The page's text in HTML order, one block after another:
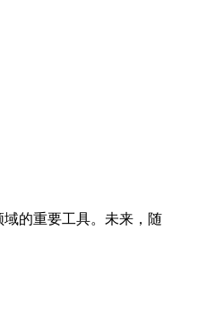
的重要工具。未来，随